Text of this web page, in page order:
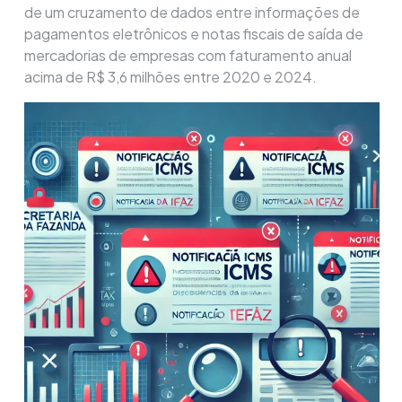
de um cruzamento de dados entre informações de
pagamentos eletrônicos e notas fiscais de saída de
mercadorias de empresas com faturamento anual
acima de R$ 3,6 milhões entre 2020 e 2024.